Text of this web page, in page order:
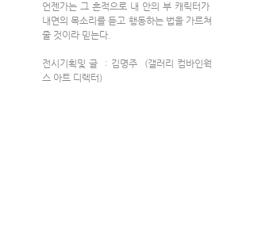
언젠가는 그 흔적으로 내 안의 부 캐릭터가
내면의 목소리를 듣고 행동하는 법을 가르쳐
줄 것이라 믿는다.
전시기획및 글  : 김명주  (갤러리 컴바인웍
스 아트 디렉터)